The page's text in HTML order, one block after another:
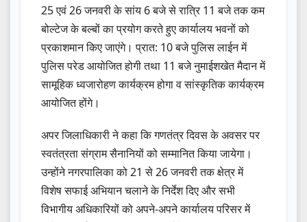
25 एवं 26 जनवरी के सांय 6 बजे से रात्रि 11 बजे तक कम
बोल्टेज के बल्बों का प्रयोग करते हुए कार्यालय भवनों को
प्रकाशमान किए जाएंगे। प्रात: 10 बजे पुलिस लाईन में
पुलिस परेड आयोजित होगी तथा 11 बजे नुमाईशखेत मैदान में
सामूहिक ध्वजारोहण कार्यक्रम होगा व सांस्कृतिक कार्यक्रम
आयोजित होंगे।
अपर जिलाधिकारी ने कहा कि गणतंत्र दिवस के अवसर पर
स्वतंत्रता संग्राम सैनानियों को सम्मानित किया जायेगा।
उन्होंने नगरपालिका को 21 से 26 जनवरी तक क्षेत्र में
विशेष सफाई अभियान चलाने के निर्देश दिए और सभी
विभागीय अधिकारियों को अपने-अपने कार्यालय परिसर में